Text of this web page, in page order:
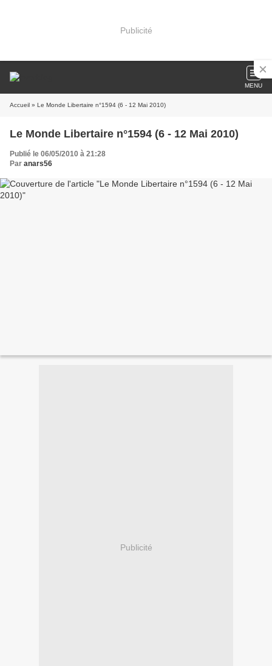
Publicité
MENU
Accueil » Le Monde Libertaire n°1594 (6 - 12 Mai 2010)
Le Monde Libertaire n°1594 (6 - 12 Mai 2010)
Publié le 06/05/2010 à 21:28
Par anars56
Publicité